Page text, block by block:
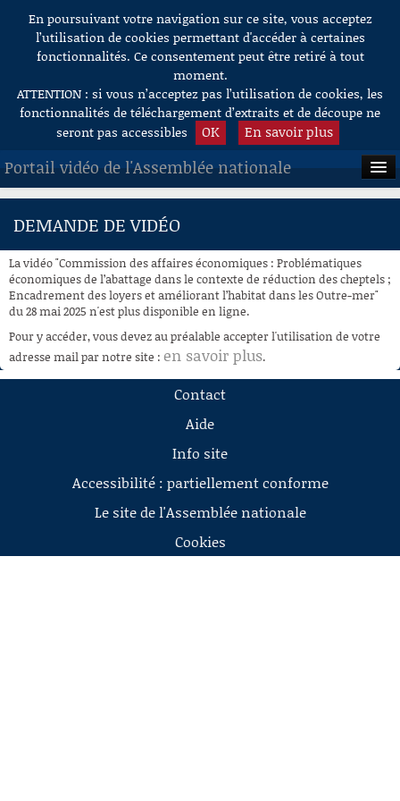
Aller au contenu
En poursuivant votre navigation sur ce site, vous acceptez
l’utilisation de cookies permettant d'accéder à certaines
fonctionnalités. Ce consentement peut être retiré à tout
moment.
ATTENTION : si vous n’acceptez pas l’utilisation de cookies, les
fonctionnalités de téléchargement d’extraits et de découpe ne
seront pas accessibles
OK En savoir plus
Portail vidéo de l'Assemblée nationale
ACCUEIL
À LA DEMANDE
RECHERCHE
AIDE À LA DÉCOUPE
DE VIDÉOS
DEMANDE DE VIDÉO
La vidéo "Commission des affaires économiques : Problématiques
économiques de l’abattage dans le contexte de réduction des cheptels ;
Encadrement des loyers et améliorant l’habitat dans les Outre-mer"
du 28 mai 2025 n'est plus disponible en ligne.
Pour y accéder, vous devez au préalable accepter l'utilisation de votre
adresse mail par notre site : en savoir plus.
Contact
Aide
Info site
Accessibilité : partiellement conforme
Le site de l'Assemblée nationale
Cookies